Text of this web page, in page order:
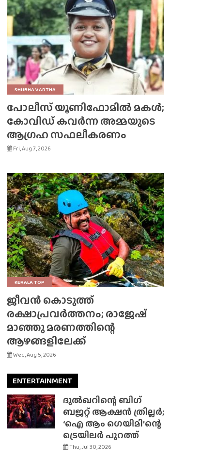
SHUBHA VARTHA
പോലീസ് യൂണിഫോമിൽ മകൾ;
കോവിഡ് കവർന്ന അമ്മയുടെ
ആഗ്രഹ സഫലീകരണം
Fri, Aug 7, 2026
KERALA TOP
ജീവൻ കൊടുത്ത്
രക്ഷാപ്രവർത്തനം; രാജേഷ്
മാഞ്ഞു മരണത്തിന്റെ
ആഴങ്ങളിലേക്ക്
Wed, Aug 5, 2026
ENTERTAINMENT
ദുൽഖറിന്റെ ബിഗ്
ബജറ്റ് ആക്ഷൻ ത്രില്ലർ;
‘ഐ ആം ഗെയിമി’ന്റെ
ട്രെയിലർ പുറത്ത്
Thu, Jul 30, 2026